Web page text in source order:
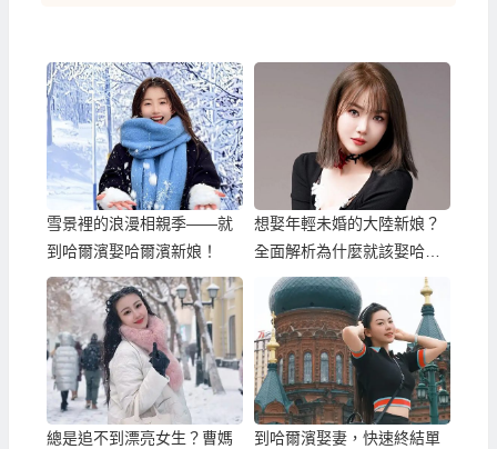
雪景裡的浪漫相親季——就
到哈爾濱娶哈爾濱新娘！
想娶年輕未婚的大陸新娘？
全面解析為什麼就該娶哈爾
濱新娘！
總是追不到漂亮女生？曹媽
到哈爾濱娶妻，快速終結單